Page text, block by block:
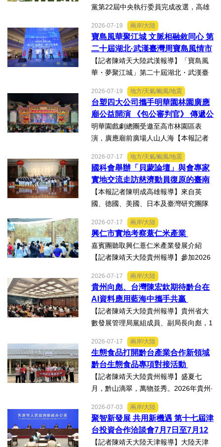
黨第22屆中央執行委員完成改選，高雄
表示，能夠獲得黨內同志的肯定與支
持，深感榮幸，也肩負更重大的責任，
未來將秉持初心，做好黨與地...
2026-07-19 兩岸/大陸
寶島風華聚江城 文脈相融敘同心 第
二十屆湖北·武漢臺灣周寶島風情市
集暨文化交流之夜在漢溫情上演
【記者陳靖天大陸武漢報導】「寶島風
華・夢聚江城」第二十屆湖北・武漢臺
16日晚上在武漢武商夢時代一樓中庭溫
情上演，歌聲文脈聯結兩地，這場融美
食、文創、歌舞、匠人分享...
2026-07-19 地方/天氣/颱風/地震
台塑四大公司攜手明華園林園廣應
廟公益開演 《包公審判官》 傳遞公
義與自省精神
明華園戲劇總團受邀至高市林園區表
演，廣應廟前廣場人山人海【本報記者
台塑石化等四大公司邀請由當家小生孫
翠鳳領軍的明華園戲劇總團，周末晚在
高雄市林園區廣應廟公益演...
2026-07-17 地方/天氣/颱風/地震
國科會舉辦「貝蒙論壇」與會專家
實地交流走訪慈濟動員復原的臺南
楠西地震及丹娜絲風災區
【本報記者陳明成高雄報導】來自英
國、德國、美國、日本及臺灣研究團隊
科會舉辦的「貝蒙論壇」，實地交流活
動走訪臺南楠西地震及丹娜絲風災區，
慈濟動員資金與萬人次的復原...
2026-07-17 兩岸/大陸
興仁市實地考察薏仁米產業
嘉賓團聽取興仁薏仁米產業發展介紹
【記者陳靖天大陸貴州報導】參加2026
色產業助力鄉村振興對接會的臺灣嘉賓
組團，7月15日，到興仁市實地考察，深
入調研興仁薏仁米...
2026-07-17 兩岸/大陸
貴州向彪、台灣陳宏欽期待黔台在
AI資料應用藍海中攜手共贏
【記者陳靖天大陸貴州報導】貴州省大
數發展管理局黨組成員、副局長向彪，1
作懇談會黔台大數據與人工智能產業對
接會上表示，召開黔台大數據與人工智
能產業對接會，旨在搭建兩...
2026-07-17 兩岸/大陸
生態食品打開黔台產業合作新領域
黔台生態食品專項對接活動
【記者陳靖天大陸貴州報導】盛夏七
月，黔山滴翠，萬物並秀。2026年貴州·
品專項對接活動」於7月13日至16日舉
行。近30名台商代表跨海而來，踏訪貴
州生態食品產業一線，...
2026-07-03 兩岸/大陸
聚智新發展 共用新機遇 第十七屆津
台投資合作洽談會7月7日至7月12
日在天津舉辦
【記者陳靖天大陸天津報導】大陸天津